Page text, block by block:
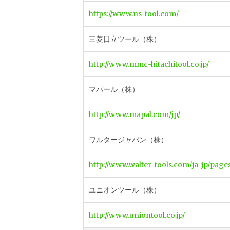
https://www.ns-tool.com/
三菱日立ツール（株）
http://www.mmc-hitachitool.co.jp/
マパール（株）
http://www.mapal.com/jp/
ワルタージャパン（株）
http://www.walter-tools.com/ja-jp/
ユニオンツール（株）
http://www.uniontool.co.jp/